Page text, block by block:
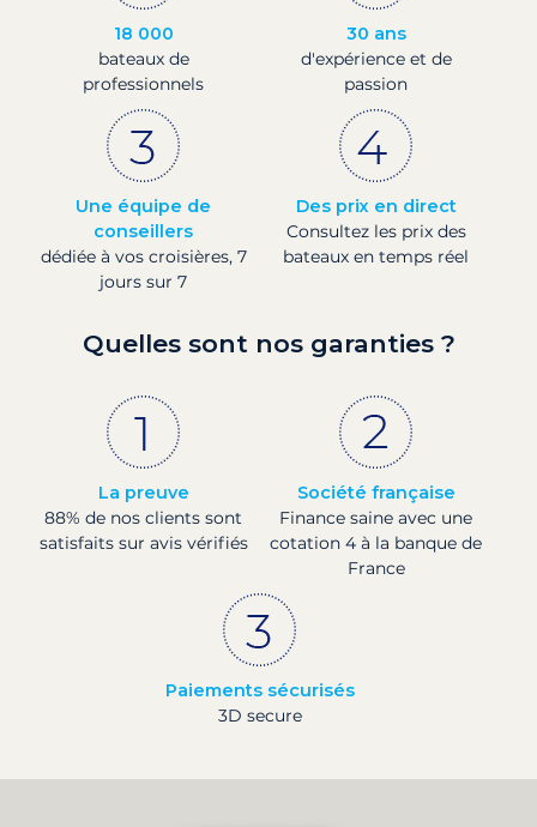
18 000
bateaux de
professionnels
30 ans
d'expérience et de
passion
Une équipe de
conseillers
dédiée à vos croisières, 7
jours sur 7
Des prix en direct
Consultez les prix des
bateaux en temps réel
Quelles sont nos garanties ?
La preuve
88% de nos clients sont
satisfaits sur avis vérifiés
Société française
Finance saine avec une
cotation 4 à la banque de
France
Paiements sécurisés
3D secure